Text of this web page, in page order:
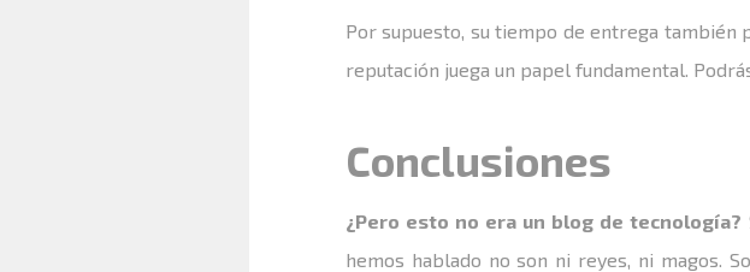
Por supuesto, su tiempo de entrega también
reputación juega un papel fundamental.
Conclusiones
¿Pero esto no era un blog de tecnología?
hemos hablado no son ni reyes, ni magos.